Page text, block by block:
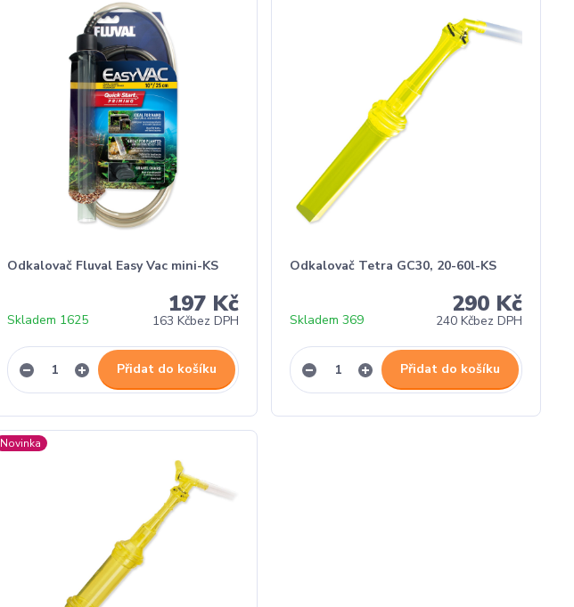
Odkalovač Fluval Easy Vac mini-KS
197 Kč
163 Kčbez DPH
Skladem 1625
Přidat do košíku
Odkalovač Tetra GC30, 20-60l-KS
290 Kč
240 Kčbez DPH
Skladem 369
Přidat do košíku
Novinka